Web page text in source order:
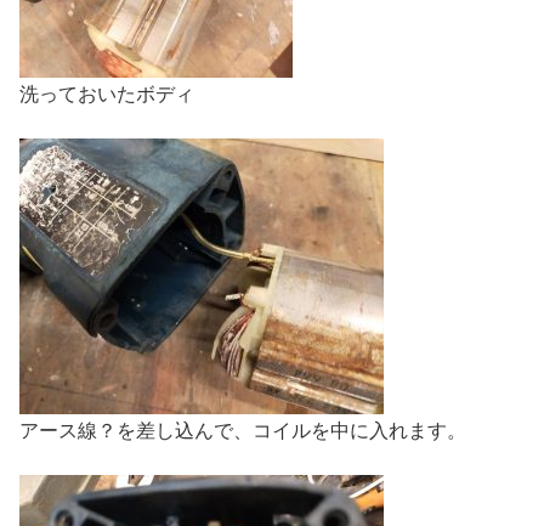
洗っておいたボディ
アース線？を差し込んで、コイルを中に入れます。